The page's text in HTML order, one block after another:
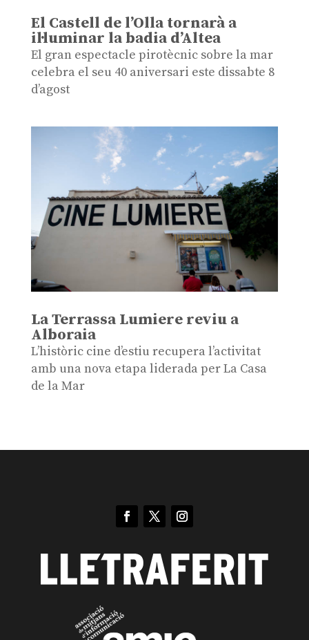
El Castell de l’Olla tornarà a
il·luminar la badia d’Altea
El gran espectacle pirotècnic sobre la mar
celebra el seu 40 aniversari este dissabte 8
d’agost
La Terrassa Lumiere reviu a
Alboraia
L’històric cine d’estiu recupera l’activitat
amb una nova etapa liderada per La Casa
de la Mar